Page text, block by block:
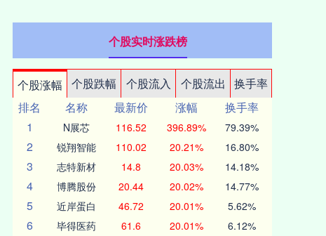
个股实时涨跌榜
个股涨幅 个股跌幅 个股流入 个股流出
换手率
排名
名称 最新价 涨幅
换手率
1
N展芯 116.52 396.89% 79.39%
2 锐翔智能 110.02 20.21% 16.80%
3 志特新材 14.8 20.03% 14.18%
4 博腾股份 20.44 20.02% 14.77%
5 近岸蛋白 46.72 20.01% 5.62%
6 毕得医药 61.6 20.01% 6.12%